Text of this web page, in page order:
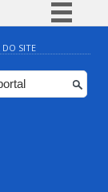
BR
SITE